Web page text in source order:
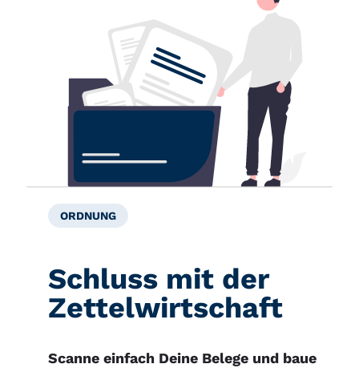
ORDNUNG
Schluss mit der
Zettelwirtschaft
Scanne einfach Deine Belege und baue